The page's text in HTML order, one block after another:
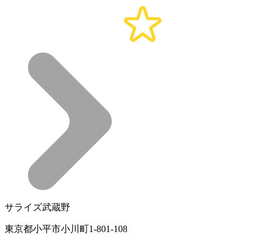
サライズ武蔵野
東京都小平市小川町1-801-108